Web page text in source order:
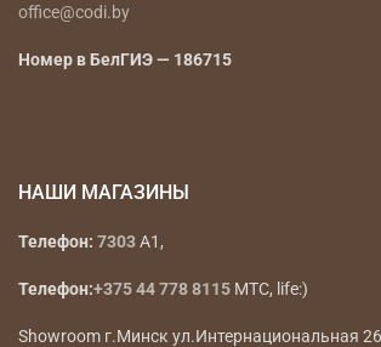
office@codi.by
Номер в БелГИЭ — 186715
НАШИ МАГАЗИНЫ
Телефон: 7303A1,
Телефон:+375 44 778 8115 МТС, life:)
Showroom г.Минск ул.Интернациональная 26